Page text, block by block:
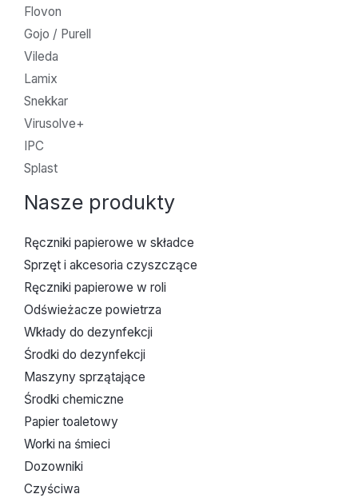
Flovon
Gojo / Purell
Vileda
Lamix
Snekkar
Virusolve+
IPC
Splast
Nasze produkty
Ręczniki papierowe w składce
Sprzęt i akcesoria czyszczące
Ręczniki papierowe w roli
Odświeżacze powietrza
Wkłady do dezynfekcji
Środki do dezynfekcji
Maszyny sprzątające
Środki chemiczne
Papier toaletowy
Worki na śmieci
Dozowniki
Czyściwa